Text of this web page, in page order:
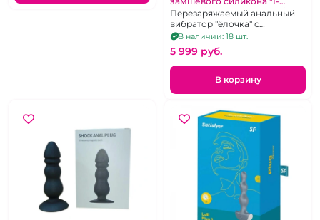
Moon" бело-розовое амбре
перезаряжаемая на д/у
Перезаряжаемый анальный
вибратор "ёлочка" с
возможностью
дистанционного управления.
В наличии: 18 шт.
5 999 pуб.
В корзину